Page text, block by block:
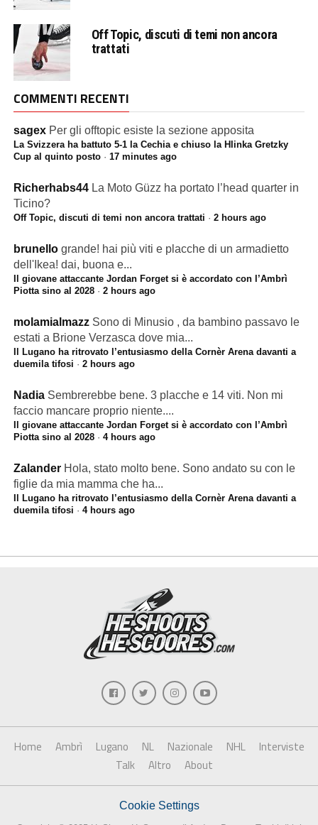
Off Topic, discuti di temi non ancora
trattati
COMMENTI RECENTI
sagex Per gli offtopic esiste la sezione apposita
La Svizzera ha battuto 5-1 la Cechia e chiuso la Hlinka Gretzky
Cup al quinto posto· 17 minutes ago
Richerhabs44 La Moto Güzz ha portato l’head quarter in
Ticino?
Off Topic, discuti di temi non ancora trattati · 2 hours ago
brunello grande! hai più viti e placche di un armadietto
dell'Ikea! dai, buona e...
Il giovane attaccante Jordan Forget si è accordato con l’Ambrì
Piotta sino al 2028· 2 hours ago
molamialmazz Sono di Minusio , da bambino passavo le
estati a Brione Verzasca dove mia...
Il Lugano ha ritrovato l’entusiasmo della Cornèr Arena davanti a
duemila tifosi · 2 hours ago
Nadia Sembrerebbe bene. 3 placche e 14 viti. Non mi
faccio mancare proprio niente....
Il giovane attaccante Jordan Forget si è accordato con l’Ambrì
Piotta sino al 2028· 4 hours ago
Zalander Hola, stato molto bene. Sono andato su con le
figlie da mia mamma che ha...
Il Lugano ha ritrovato l’entusiasmo della Cornèr Arena davanti a
duemila tifosi · 4 hours ago
Home Ambrì Lugano NL Nazionale NHL
Interviste
Talk
Altro About
Cookie Settings